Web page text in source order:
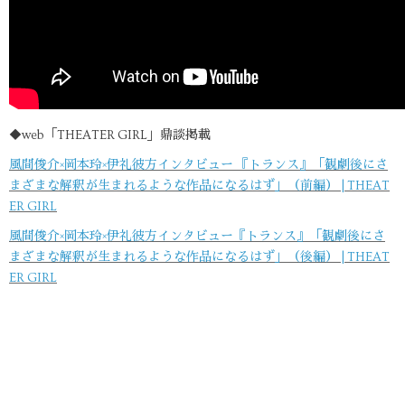
◆web「THEATER GIRL」鼎談掲載
風間俊介×岡本玲×伊礼彼方インタビュー 『トランス』「観劇後にさ
まざまな解釈が生まれるような作品になるはず」（前編） | THEAT
ER GIRL
風間俊介×岡本玲×伊礼彼方インタビュー『トランス』「観劇後にさ
まざまな解釈が生まれるような作品になるはず」（後編） | THEAT
ER GIRL